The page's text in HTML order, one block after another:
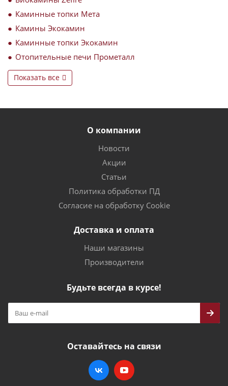
Каминные топки Мета
Камины Экокамин
Каминные топки Экокамин
Отопительные печи Прометалл
Показать все
О компании
Новости
Акции
Статьи
Политика обработки ПД
Согласие на обработку Cookie
Доставка и оплата
Наши магазины
Производители
Будьте всегда в курсе!
Оставайтесь на связи